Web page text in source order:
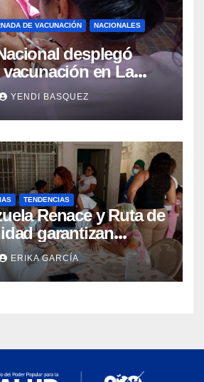
DE VACUNACIÓN
NACIONALES
desplegó
en La
garantizar protección
YENDI BASQUEZ
TENDENCIAS
Renace y Ruta de
garantizan
integral en
ERIKA GARCÍA